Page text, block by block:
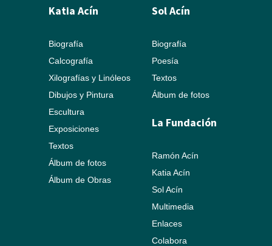
Katia Acín
Biografía
Calcografía
Xilografías y Linóleos
Dibujos y Pintura
Escultura
Exposiciones
Textos
Álbum de fotos
Álbum de Obras
Sol Acín
Biografía
Poesía
Textos
Álbum de fotos
La Fundación
Ramón Acín
Katia Acín
Sol Acín
Multimedia
Enlaces
Colabora